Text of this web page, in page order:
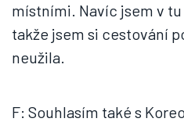
místními. Navíc jsem v
takže jsem si cestování
neužila.
F: Souhlasím také s